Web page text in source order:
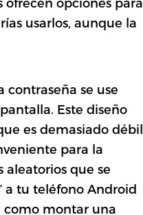
usarlos, aunque la
contraseña se use
Este diseño
es demasiado débil
para la
aleatorios que se
a tu teléfono Android
como montar una